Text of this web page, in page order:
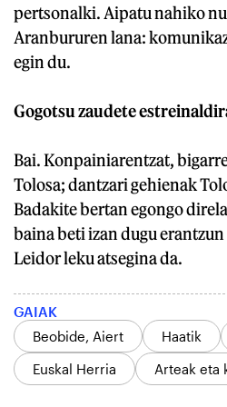
pertsonalki. Aipatu nahiko
Aranbururen lana:
egin du.
Gogotsu zaudete
Bai. Konpainiarentzat,
Tolosa; dantzari gehienak
Badakite bertan egongo
baina beti izan dugu erantzun
Leidor leku atsegina da.
GAIAK
Beobide, Aiert
Haatik
Euskal Herria
Arteak eta